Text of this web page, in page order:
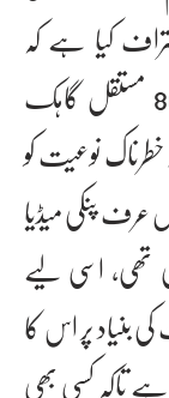
کیا ہے کہ
صرف کراچی شہر میں اس کے تقریبا 800 مستقل گاہک
نوعیت کو
عرف پنکی میڈیا
اسی لیے
بنیاد پر اس کا